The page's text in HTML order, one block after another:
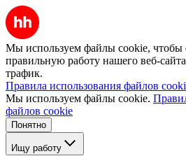
Мы используем файлы cookie, чтобы
правильную работу нашего веб-
трафик.
Правила использования файлов
Мы используем файлы cookie.
файлов cookie
Понятно
Ищу работу